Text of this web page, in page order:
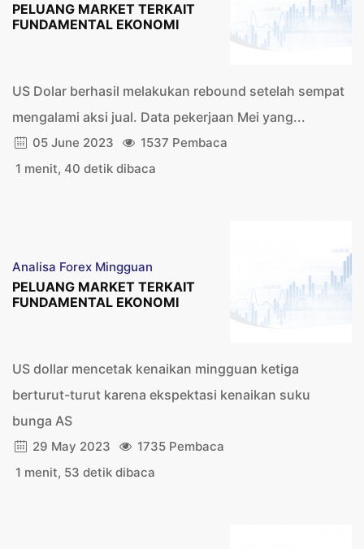
PELUANG MARKET TERKAIT
FUNDAMENTAL EKONOMI
US Dolar berhasil melakukan rebound setelah sempat
mengalami aksi jual. Data pekerjaan Mei yang...
05 June 2023
1537 Pembaca
1 menit, 40 detik dibaca
Analisa Forex Mingguan
PELUANG MARKET TERKAIT
FUNDAMENTAL EKONOMI
US dollar mencetak kenaikan mingguan ketiga
berturut-turut karena ekspektasi kenaikan suku
bunga AS
29 May 2023
1735 Pembaca
1 menit, 53 detik dibaca